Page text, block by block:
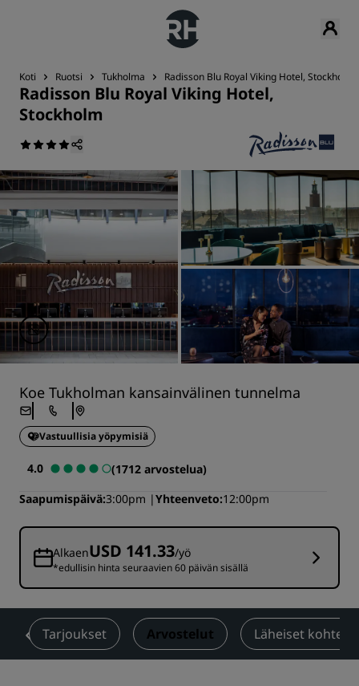
Koti Ruotsi Tukholma Radisson Blu Royal Viking Hotel, Stockholm
Radisson Blu Royal Viking Hotel,
Stockholm
Koe Tukholman kansainvälinen tunnelma
Vastuullisia yöpymisiä
4.0
(1712 arvostelua)
Saapumispäivä 3:00pm Yhteenveto 12:00pm
AlkaenUSD 141.33/yö
*edullisin hinta seuraavien 60 päivän sisällä
Tarjoukset Arvostelut Läheiset kohteet